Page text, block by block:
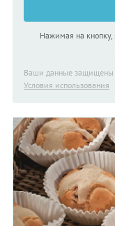
Нажимая на
Ваши данные защищены
Условия использования